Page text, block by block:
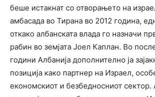
беше истакнат со отворањето на
амбасада во Тирана во 2012 година,
откако албанската влада го назначи
рабин во земјата Јоел Каплан. Во
години Албанија дополнително ја
позиција како партнер на Израел,
економскиот и безбедносниот сектор.